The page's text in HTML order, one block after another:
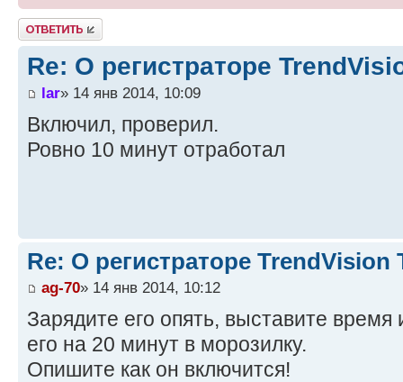
Ответить
Re: О регистраторе
lar» 14 янв 2014, 10:09
Включил, проверил.
Ровно 10 минут отработал
Re: О регистраторе TrendVision
ag-70» 14 янв 2014, 10:12
Зарядите его опять, выставите
его на 20 минут в морозилку.
Опишите как он включится!